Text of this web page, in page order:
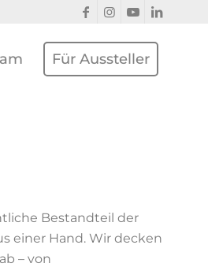
Für Aussteller
Bestandteil der
einer Hand. Wir decken
– von